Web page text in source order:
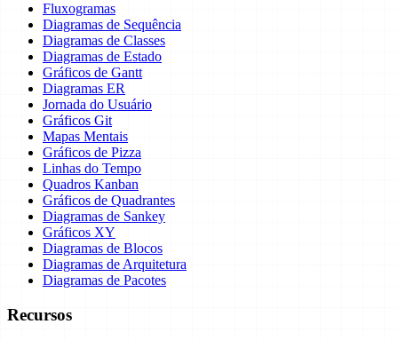
Fluxogramas
Diagramas de Sequência
Diagramas de Classes
Diagramas de Estado
Gráficos de Gantt
Diagramas ER
Jornada do Usuário
Gráficos Git
Mapas Mentais
Gráficos de Pizza
Linhas do Tempo
Quadros Kanban
Gráficos de Quadrantes
Diagramas de Sankey
Gráficos XY
Diagramas de Blocos
Diagramas de Arquitetura
Diagramas de Pacotes
Recursos